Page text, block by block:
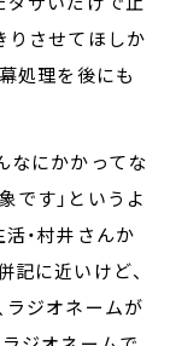
りさせてほしか
処理を後にも
なにかかってな
です」というよ
・村井さんか
に近いけど、
ラジオネームが